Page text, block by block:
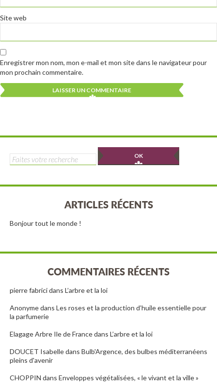
Site web
Enregistrer mon nom, mon e-mail et mon site dans le navigateur pour
mon prochain commentaire.
Rechercher :
ARTICLES RÉCENTS
Bonjour tout le monde !
COMMENTAIRES RÉCENTS
pierre fabricidans L’arbre et la loi
Anonymedans Les roses et la production d’huile essentielle pour
la parfumerie
Elagage Arbre Ile de Francedans L’arbre et la loi
DOUCET Isabelledans Bulb'Argence, des bulbes méditerranéens
pleins d'avenir
CHOPPIN dans Enveloppes végétalisées, « le vivant et la ville »